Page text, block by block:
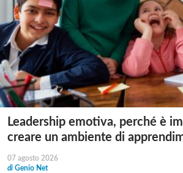
Leadership emotiva, perché è
creare un ambiente di
07 agosto 2026
di Genio Net